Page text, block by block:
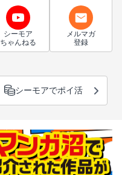
シーモア
ちゃんねる
メルマガ
登録
シーモアでポイ活